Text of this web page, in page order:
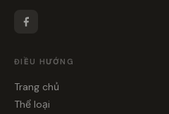
ĐIỀU HƯỚNG
Trang chủ
Thể loại